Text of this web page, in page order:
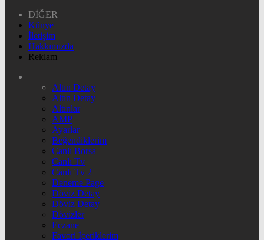
DİĞER
Künye
İletişim
Hakkımızda
Reklam
Altın Detay
Altın Detay
Altınlar
AMP
Ayarlar
Beğendiklerim
Canlı Borsa
Canlı Tv
Canlı Tv 2
Deneme Page
Döviz Detay
Döviz Detay
Dövizler
Eczane
Favori İçeriklerim